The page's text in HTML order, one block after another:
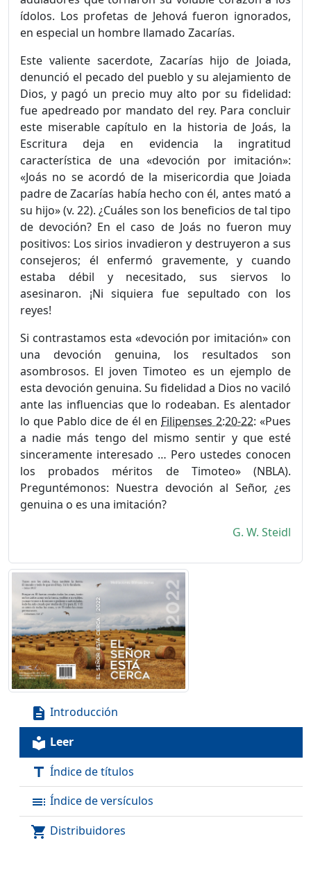
ídolos. Los profetas de Jehová fueron ignorados,
en especial un hombre llamado Zacarías.
Este valiente sacerdote, Zacarías hijo de Joiada,
denunció el pecado del pueblo y su alejamiento de
Dios, y pagó un precio muy alto por su fidelidad:
fue apedreado por mandato del rey. Para concluir
este miserable capítulo en la historia de Joás, la
Escritura deja en evidencia la ingratitud
característica de una «devoción por imitación»:
«Joás no se acordó de la misericordia que Joiada
padre de Zacarías había hecho con él, antes mató a
su hijo» (v. 22). ¿Cuáles son los beneficios de tal tipo
de devoción? En el caso de Joás no fueron muy
positivos: Los sirios invadieron y destruyeron a sus
consejeros; él enfermó gravemente, y cuando
estaba débil y necesitado, sus siervos lo
asesinaron. ¡Ni siquiera fue sepultado con los
reyes!
Si contrastamos esta «devoción por imitación» con
una devoción genuina, los resultados son
asombrosos. El joven Timoteo es un ejemplo de
esta devoción genuina. Su fidelidad a Dios no vaciló
ante las influencias que lo rodeaban. Es alentador
lo que Pablo dice de él en Filipenses 2:20-22: «Pues
a nadie más tengo del mismo sentir y que esté
sinceramente interesado … Pero ustedes conocen
los probados méritos de Timoteo» (NBLA).
Preguntémonos: Nuestra devoción al Señor, ¿es
genuina o es una imitación?
G. W. Steidl
description Introducción
local_library Leer
title Índice de títulos
toc Índice de versículos
shopping_cart Distribuidores